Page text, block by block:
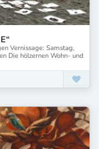
Vernissage: Samstag,
Die hölzernen Wohn- und